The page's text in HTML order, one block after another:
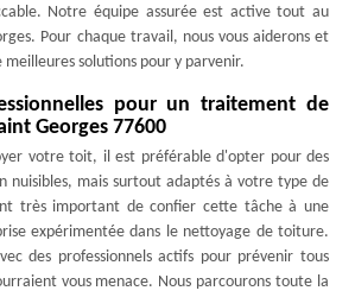
Notre équipe assurée est active tout au
Pour chaque travail, nous vous aiderons et
meilleures solutions pour y parvenir.
pour un traitement de
Georges 77600
votre toit, il est préférable d'opter pour des
nuisibles, mais surtout adaptés à votre type de
très important de confier cette tâche à une
expérimentée dans le nettoyage de toiture.
des professionnels actifs pour prévenir tous
vous menace. Nous parcourons toute la